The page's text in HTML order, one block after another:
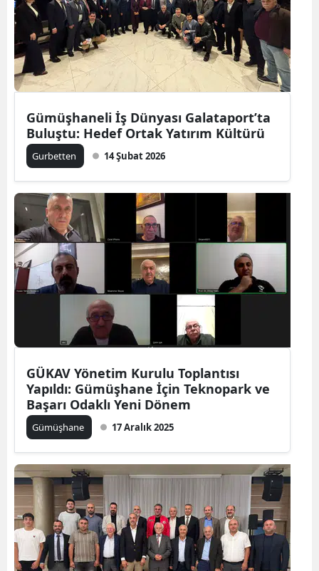
Samsun
Siirt
Sivas
Tekirdağ
Uşak
Yozgat
Zonguldak
Aksaray
Karaman
Batman
Şırnak
Gümüşhaneli İş Dünyası Galataport’ta
Buluştu: Hedef Ortak Yatırım Kültürü
Gurbetten 14 Şubat 2026
GÜKAV Yönetim Kurulu Toplantısı
Yapıldı: Gümüşhane İçin Teknopark ve
Başarı Odaklı Yeni Dönem
Gümüşhane 17 Aralık 2025